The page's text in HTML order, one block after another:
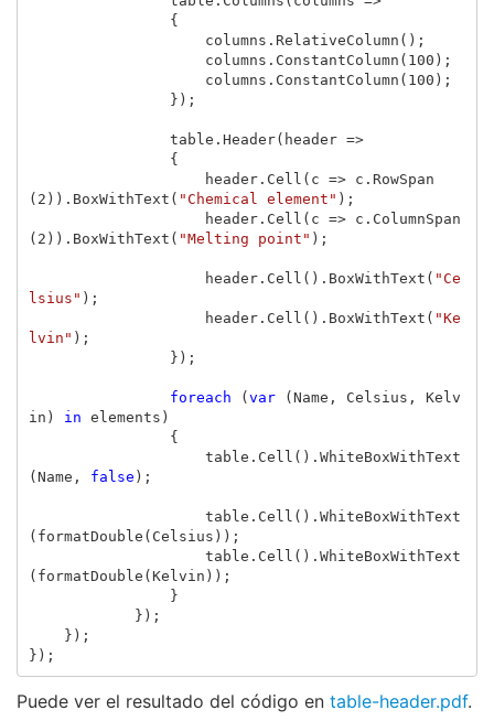
{
columns . RelativeColumn ();
columns . ConstantColumn ( 100 );
columns . ConstantColumn ( 100 );
});
table . Header( header =>
{
header. Cell ( c => c . RowSpan
( 2 )). BoxWithText ( "Chemical element" );
header. Cell ( c => c . ColumnSpan
( 2 )). BoxWithText ( "Melting point" );
header. Cell (). BoxWithText ( "Ce
lsius" );
header. Cell (). BoxWithText ( "Ke
lvin" );
});
foreach ( var ( Name , Celsius ,
Kelv
in ) in elements )
{
table . Cell (). WhiteBoxWithText
( Name , false );
table . Cell (). WhiteBoxWithText
( formatDouble ( Celsius ));
table . Cell (). WhiteBoxWithText
( formatDouble ( Kelvin ));
}
});
});
});
Puede ver el resultado del código en table-header.pdf.